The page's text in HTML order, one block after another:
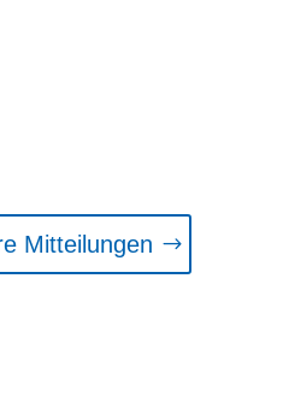
Mitteilungen